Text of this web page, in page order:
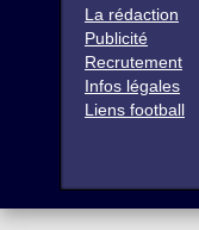
La rédaction
Publicité
Recrutement
Infos légales
Liens football